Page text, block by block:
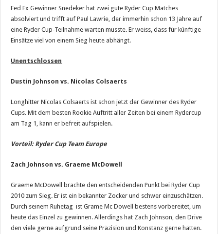
Fed Ex Gewinner Snedeker hat zwei gute Ryder Cup Matches
absolviert und trifft auf Paul Lawrie, der immerhin schon 13 Jahre auf
eine Ryder Cup-Teilnahme warten musste. Er weiss, dass für künftige
Einsätze viel von einem Sieg heute abhängt.
Unentschlossen
Dustin Johnson vs. Nicolas Colsaerts
Longhitter Nicolas Colsaerts ist schon jetzt der Gewinner des Ryder
Cups. Mit dem besten Rookie Auftritt aller Zeiten bei einem Rydercup
am Tag 1, kann er befreit aufspielen.
Vorteil: Ryder Cup Team Europe
Zach Johnson vs. Graeme McDowell
Graeme McDowell brachte den entscheidenden Punkt bei Ryder Cup
2010 zum Sieg. Er ist ein bekannter Zocker und schwer einzuschätzen.
Durch seinem Ruhetag ist Grame Mc Dowell bestens vorbereitet, um
heute das Einzel zu gewinnen. Allerdings hat Zach Johnson, den Drive
den viele gerne aufgrund seine Präzision und Konstanz gerne hätten.